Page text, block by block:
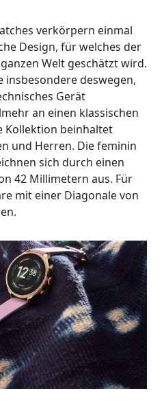
verkörpern einmal
Design, für welches der
Welt geschätzt wird.
insbesondere deswegen,
Gerät
an einen klassischen
Kollektion beinhaltet
und Herren. Die feminin
sich durch einen
42 Millimetern aus. Für
mit einer Diagonale von